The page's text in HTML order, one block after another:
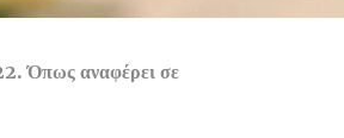
Όπως αναφέρει σε